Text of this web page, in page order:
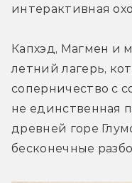
интерактивная
Капхэд, Магмен и
летний лагерь,
соперничество с
не единственная
древней горе
бесконечные